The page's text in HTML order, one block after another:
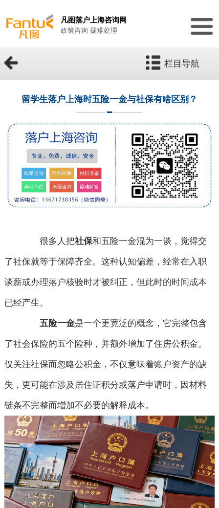
凡图落户上海咨询网
政策咨询 疑难处理
栏目导航
留学生落户上海时五险一金与社保有啥区别？
很多人把社保和五险一金混为一谈，觉得交
了社保就等于保障齐全。这种认知偏差，经常在入职
谈薪或办理落户核验时才被纠正，但此时的时间成本
已经产生。
五险一金是一个更宽泛的概念，它完整包含
了社会保险的五个险种，并额外增加了住房公积金。
仅关注社保而忽略公积金，不仅意味着账户资产的缺
失，更可能在涉及居住证积分或落户申请时，因材料
链条不完整而增加不必要的解释成本。